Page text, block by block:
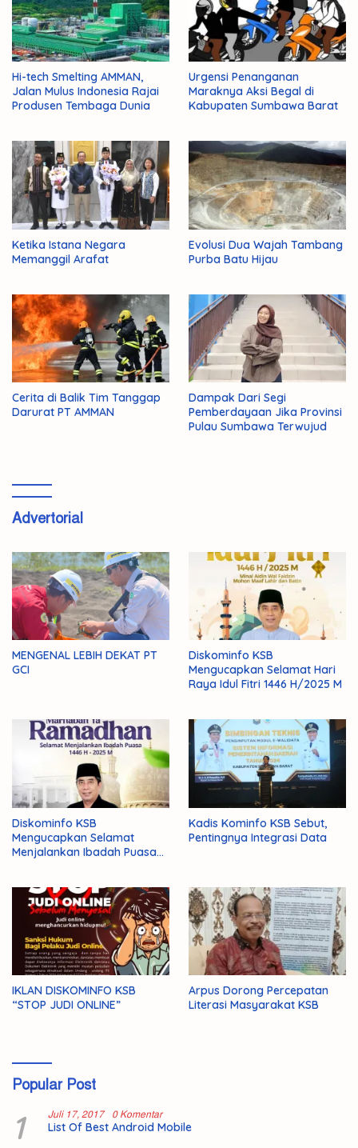
Hi-tech Smelting AMMAN,
Jalan Mulus Indonesia Rajai
Produsen Tembaga Dunia
Urgensi Penanganan
Maraknya Aksi Begal di
Kabupaten Sumbawa Barat
Ketika Istana Negara
Memanggil Arafat
Evolusi Dua Wajah Tambang
Purba Batu Hijau
Cerita di Balik Tim Tanggap
Darurat PT AMMAN
Dampak Dari Segi
Pemberdayaan Jika Provinsi
Pulau Sumbawa Terwujud
Advertorial
MENGENAL LEBIH DEKAT PT
GCI
Diskominfo KSB
Mengucapkan Selamat Hari
Raya Idul Fitri 1446 H/2025 M
Diskominfo KSB
Mengucapkan Selamat
Menjalankan Ibadah Puasa
Kadis Kominfo KSB Sebut,
Pentingnya Integrasi Data
IKLAN DISKOMINFO KSB
“STOP JUDI ONLINE”
Arpus Dorong Percepatan
Literasi Masyarakat KSB
Popular Post
1 Juli 17, 2017 0 Komentar
List Of Best Android Mobile